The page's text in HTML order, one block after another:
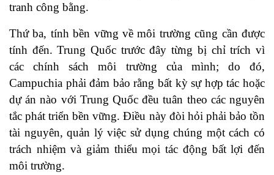
tranh công bằng.
Thứ ba, tính bền vững về môi trường cũng cần được
tính đến. Trung Quốc trước đây từng bị chỉ trích vì
các chính sách môi trường của mình; do đó,
Campuchia phải đảm bảo rằng bất kỳ sự hợp tác hoặc
dự án nào với Trung Quốc đều tuân theo các nguyên
tắc phát triển bền vững. Điều này đòi hỏi phải bảo tồn
tài nguyên, quản lý việc sử dụng chúng một cách có
trách nhiệm và giảm thiểu mọi tác động bất lợi đến
môi trường.